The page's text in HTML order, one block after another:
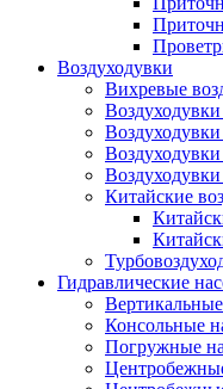
Воздуходувки
Вихревые
Китайские
Гидравлические
Консольные
Погружные